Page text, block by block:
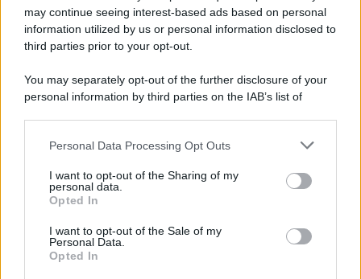
may continue seeing interest-based ads based on personal
information utilized by us or personal information disclosed to
third parties prior to your opt-out.
You may separately opt-out of the further disclosure of your
personal information by third parties on the IAB’s list of
This information may also be disclosed by us to third parties
disclose it to other third parties.
Please note that this website/app uses one or more Google
services and may gather and store information including but
not limited to your visit or usage behaviour. You may click to
grant or deny consent to Google and its third-party tags to
Personal Data Processing Opt Outs
I want to opt-out of the Sharing of my
personal data.
Opted In
I want to opt-out of the Sale of my
Personal Data.
Opted In